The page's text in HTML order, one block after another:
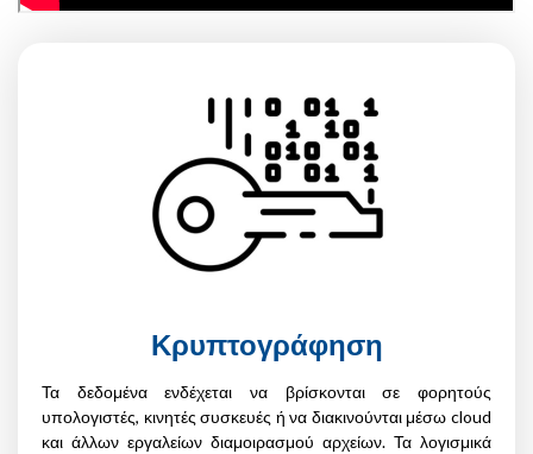
Κρυπτογράφηση
Τα δεδομένα ενδέχεται να βρίσκονται σε φορητούς
υπολογιστές, κινητές συσκευές ή να διακινούνται μέσω cloud
και άλλων εργαλείων διαμοιρασμού αρχείων. Τα λογισμικά